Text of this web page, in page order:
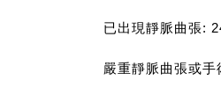
已出現靜脈曲張:
嚴重靜脈曲張或